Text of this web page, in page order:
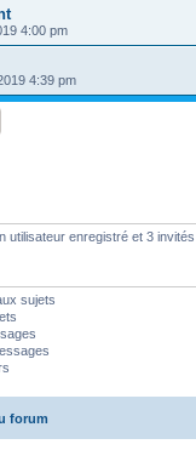
4:00 pm
4:39 pm
utilisateur enregistré et 3 invités
sujets
forum